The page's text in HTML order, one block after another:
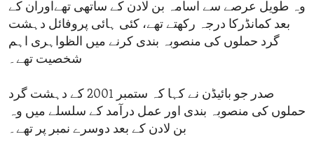
وہ طویل عرصے سے اسامہ بن لادن کے ساتھی تھےاوران کے
بعد کمانڈرکا درجہ رکھتے تھے، کئی ہائی پروفائل دہشت
گرد حملوں کی منصوبہ بندی کرنے میں الظواہری اہم
شخصیت تھے۔
صدر جو بائیڈن نے کہا کہ ستمبر 2001 کے دہشت گرد
حملوں کی منصوبہ بندی اور عمل درآمد کے سلسلے میں وہ
بن لادن کے بعد دوسرے نمبر پر تھے۔